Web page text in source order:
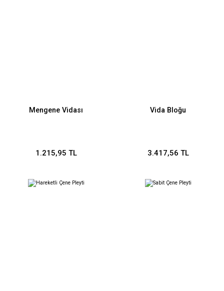
Mengene Vidası
1.215,95 TL
Vida Bloğu
3.417,56 TL